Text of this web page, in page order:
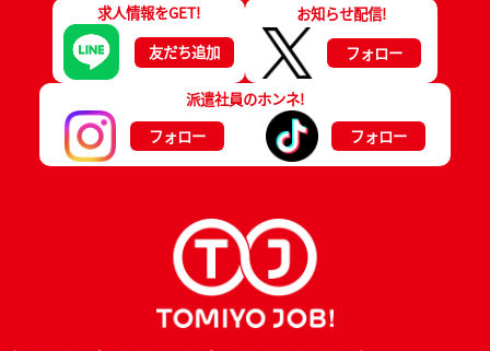
求人情報をGET!
友だち追加
お知らせ配信!
フォロー
派遣社員のホンネ!
フォロー
フォロー